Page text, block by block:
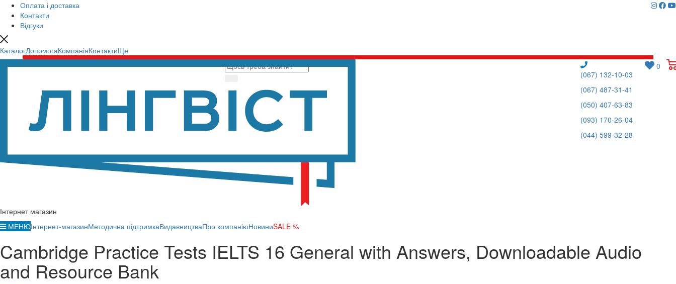
Оплата і доставка
Контакти
Відгуки
КаталогДопомогаКомпаніяКонтактиЩе
Інтернет магазин
0
(067) 132-10-03
(067) 487-31-41
(050) 407-63-83
(093) 170-26-04
(044) 599-32-28
МЕНЮІнтернет-магазинМетодична підтримкаВидавництваПро компаніюНовиниSALE %
Cambridge Practice Tests IELTS 16 General with Answers, Downloadable Audio
and Resource Bank